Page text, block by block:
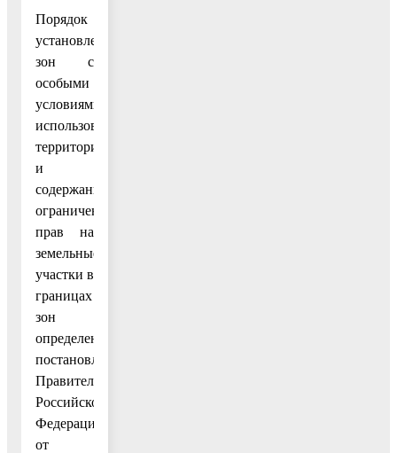
Порядок
установления
зон с
особыми
условиями
использования
территории
и
содержание
ограничений
прав на
земельные
участки в
границах
зон
определен
постановлением
Правительства
Российской
Федерации
от